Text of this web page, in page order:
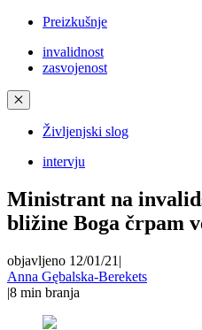
Preizkušnje
invalidnost
zasvojenost
✕
Življenjski slog
intervju
Ministrant na
bližine Boga črpam
objavljeno 12/01/21 |
Anna Gębalska-Berekets
|8 min branja